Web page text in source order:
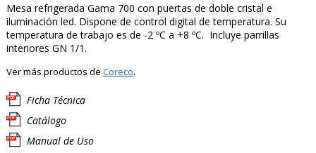
Mesa refrigerada Gama 700 con puertas de doble cristal e
iluminación led. Dispone de control digital de temperatura. Su
temperatura de trabajo es de -2 ºC a +8 ºC. Incluye parrillas
interiores GN 1/1.
Ver más productos de Coreco.
Ficha Técnica
Catálogo
Manual de Uso